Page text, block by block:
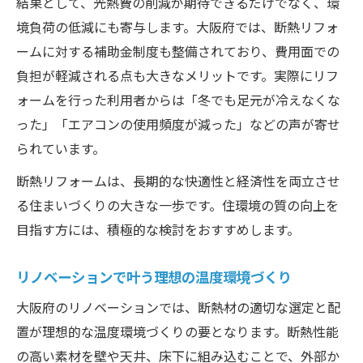
境負荷の低減にも寄与します。大阪府では、断熱リフォ
ームに対する補助金制度も整備されており、費用面での
負担が軽減される点も大きなメリットです。実際にリフ
ォームを行った利用者からは「冬でも足元が冷えなくな
った」「エアコンの使用頻度が減った」などの声が寄せ
られています。
断熱リフォームは、長期的な快適性と経済性を両立させ
る住まいづくりの大きな一歩です。住環境の質の向上を
目指す方には、積極的な検討をおすすめします。
リノベーションで叶う理想の温度環境づくり
大阪府のリノベーションでは、断熱材の適切な選定と配
置が理想的な温度環境づくりの要となります。断熱性能
の高い素材を壁や天井、床下に組み込むことで、外部か